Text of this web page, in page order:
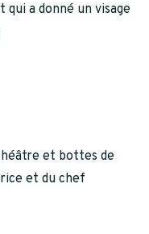
a donné un visage
et bottes de
et du chef